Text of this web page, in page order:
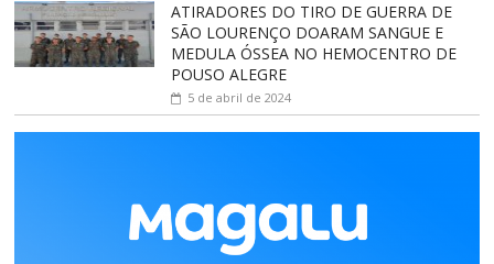
ATIRADORES DO TIRO DE GUERRA DE
SÃO LOURENÇO DOARAM SANGUE E
MEDULA ÓSSEA NO HEMOCENTRO DE
POUSO ALEGRE
5 de abril de 2024